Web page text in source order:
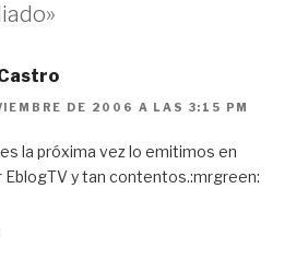
DE 2006 A LAS 3:15 PM
la próxima vez lo emitimos en
EblogTV y tan contentos.:mrgreen: